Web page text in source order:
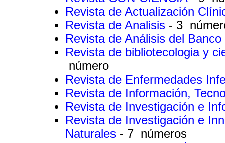
Revista de Actualización
Revista de Analisis - 3
Revista de Análisis del
Revista de bibliotecologia y
número
Revista de Enfermedades
Revista de Información,
Revista de Investigación e
Revista de Investigación e
Naturales - 7 números